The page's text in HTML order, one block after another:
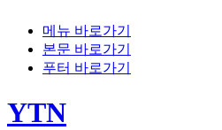
메뉴 바로가기
본문 바로가기
푸터 바로가기
YTN